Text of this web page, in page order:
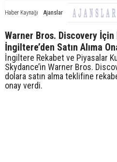
Haber Kaynağı Ajanslar
Warner Bros. Discovery
İngiltere’den Satın Alıma
İngiltere Rekabet ve Piyasalar
Skydance’in Warner Bros.
dolara satın alma teklifine
onay verdi.